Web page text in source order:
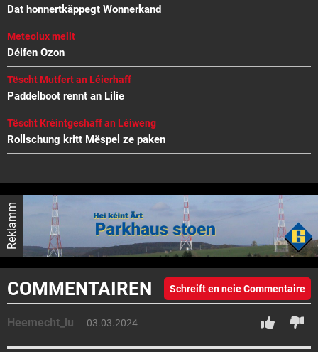
Dat honnertkäppegt Wonnerkand
Meteolux mellt
Déifen Ozon
Tëscht Mutfert an Léierhaff
Paddelboot rennt an Lilie
Tëscht Kréintgeshaff an Léiweng
Rollschung kritt Mëspel ze paken
Reklamm
COMMENTAIREN Schreift en neie Commentaire
Heemecht_lu 03.03.2024